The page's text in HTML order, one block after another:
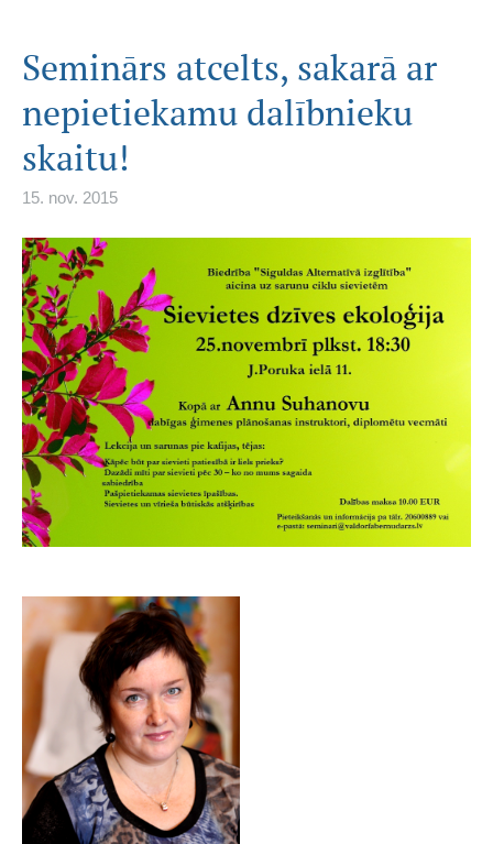
Seminārs atcelts, sakarā ar
nepietiekamu dalībnieku
skaitu!
15. nov. 2015